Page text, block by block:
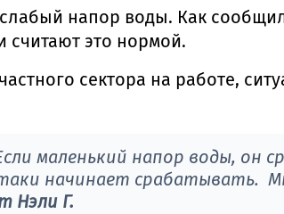
напор воды. Как
считают это нормой.
сектора на работе,
маленький напор воды, он
таки начинает срабатывать.
Нэли Г.